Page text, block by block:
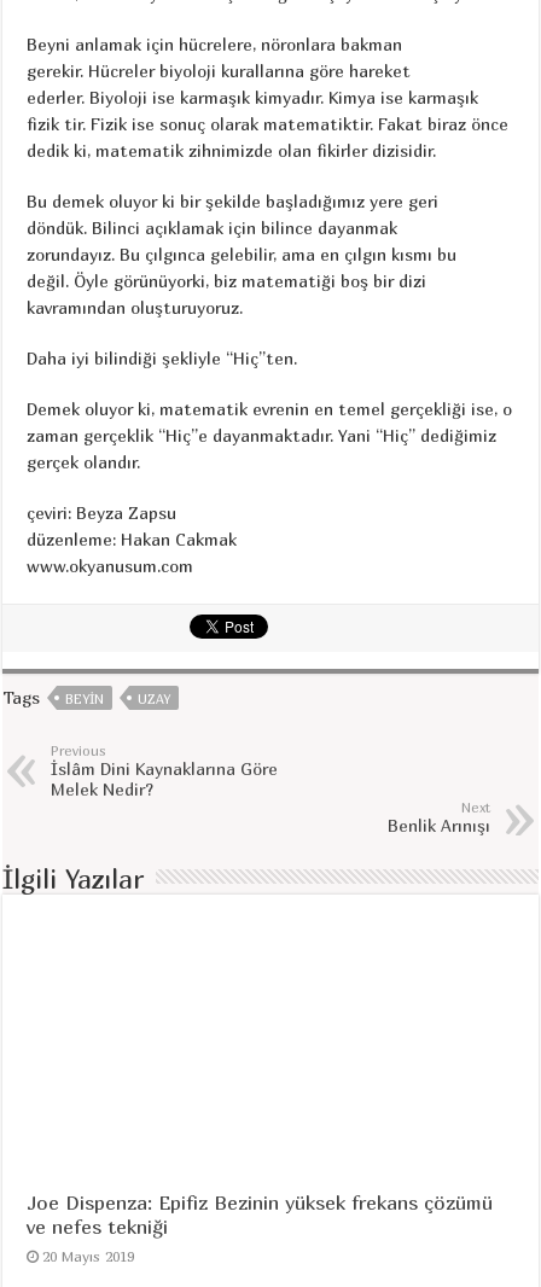
Beyni anlamak için hücrelere, nöronlara bakman
gerekir. Hücreler biyoloji kurallarına göre hareket
ederler. Biyoloji ise karmaşık kimyadır. Kimya ise karmaşık
fizik tir. Fizik ise sonuç olarak matematiktir. Fakat biraz önce
dedik ki, matematik zihnimizde olan fikirler dizisidir.
Bu demek oluyor ki bir şekilde başladığımız yere geri
döndük. Bilinci açıklamak için bilince dayanmak
zorundayız. Bu çılgınca gelebilir, ama en çılgın kısmı bu
değil. Öyle görünüyorki, biz matematiği boş bir dizi
kavramından oluşturuyoruz.
Daha iyi bilindiği şekliyle “Hiç”ten.
Demek oluyor ki, matematik evrenin en temel gerçekliği ise, o
zaman gerçeklik “Hiç”e dayanmaktadır. Yani “Hiç” dediğimiz
gerçek olandır.
çeviri: Beyza Zapsu
düzenleme: Hakan Cakmak
www.okyanusum.com
Tags BEYIN UZAY
Previous
İslâm Dini Kaynaklarına Göre
Melek Nedir?
Next
Benlik Arınışı
İlgili Yazılar
Joe Dispenza: Epifiz Bezinin yüksek frekans çözümü
ve nefes tekniği
20 Mayıs 2019